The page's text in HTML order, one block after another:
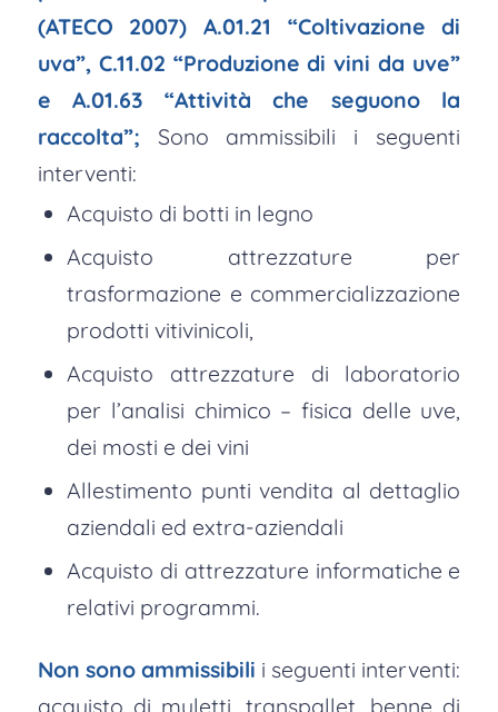
(ATECO 2007) A.01.21 “Coltivazione di
uva”, C.11.02 “Produzione di vini da uve”
e A.01.63 “Attività che seguono la
raccolta”; Sono ammissibili i seguenti
interventi:
Acquisto di botti in legno
Acquisto attrezzature per
trasformazione e commercializzazione
prodotti vitivinicoli,
Acquisto attrezzature di laboratorio
per l’analisi chimico – fisica delle uve,
dei mosti e dei vini
Allestimento punti vendita al dettaglio
aziendali ed extra-aziendali
Acquisto di attrezzature informatiche e
relativi programmi.
Non sono ammissibili i seguenti interventi:
acquisto di muletti, transpallet, benne di